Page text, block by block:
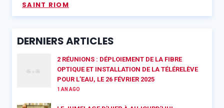
SAINT RIOM
DERNIERS ARTICLES
2 RÉUNIONS : DÉPLOIEMENT DE LA FIBRE
OPTIQUE ET INSTALLATION DE LA TÉLÉRELÈVE
POUR L’EAU, LE 26 FÉVRIER 2025
1 AN AGO